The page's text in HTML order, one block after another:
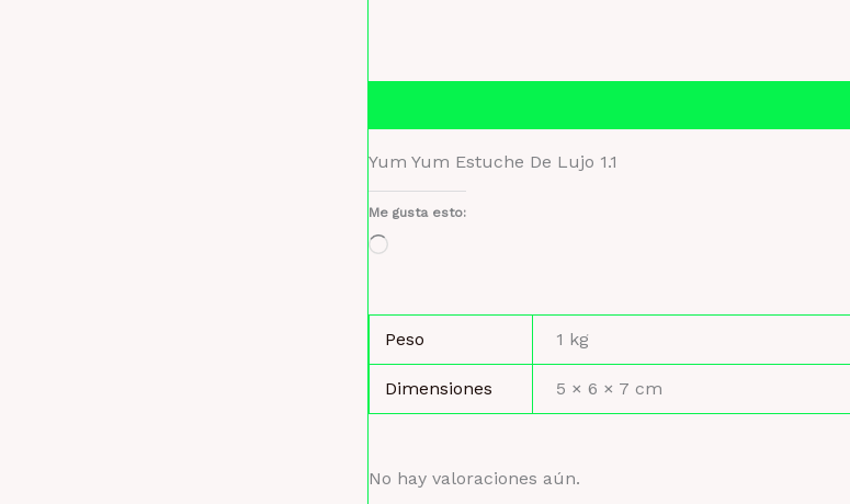
Yum Yum Estuche De Lujo 1.1
Me gusta esto:
Cargando...
Peso 1 kg
Dimensiones 5 × 6 × 7 cm
No hay valoraciones aún.